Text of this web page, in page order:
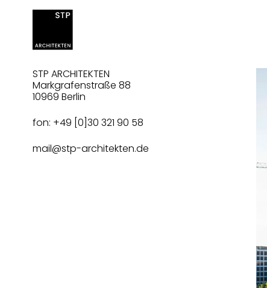
STP ARCHITEKTEN
Markgrafenstraße 88
10969 Berlin
fon: +49 [0]30 321 90 58
mail@stp-architekten.de